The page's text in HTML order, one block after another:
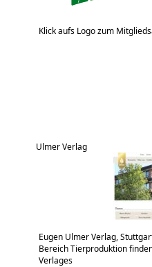
Klick aufs Logo zum
Ulmer Verlag
Eugen Ulmer Verlag,
Bereich Tierproduktion
Verlages